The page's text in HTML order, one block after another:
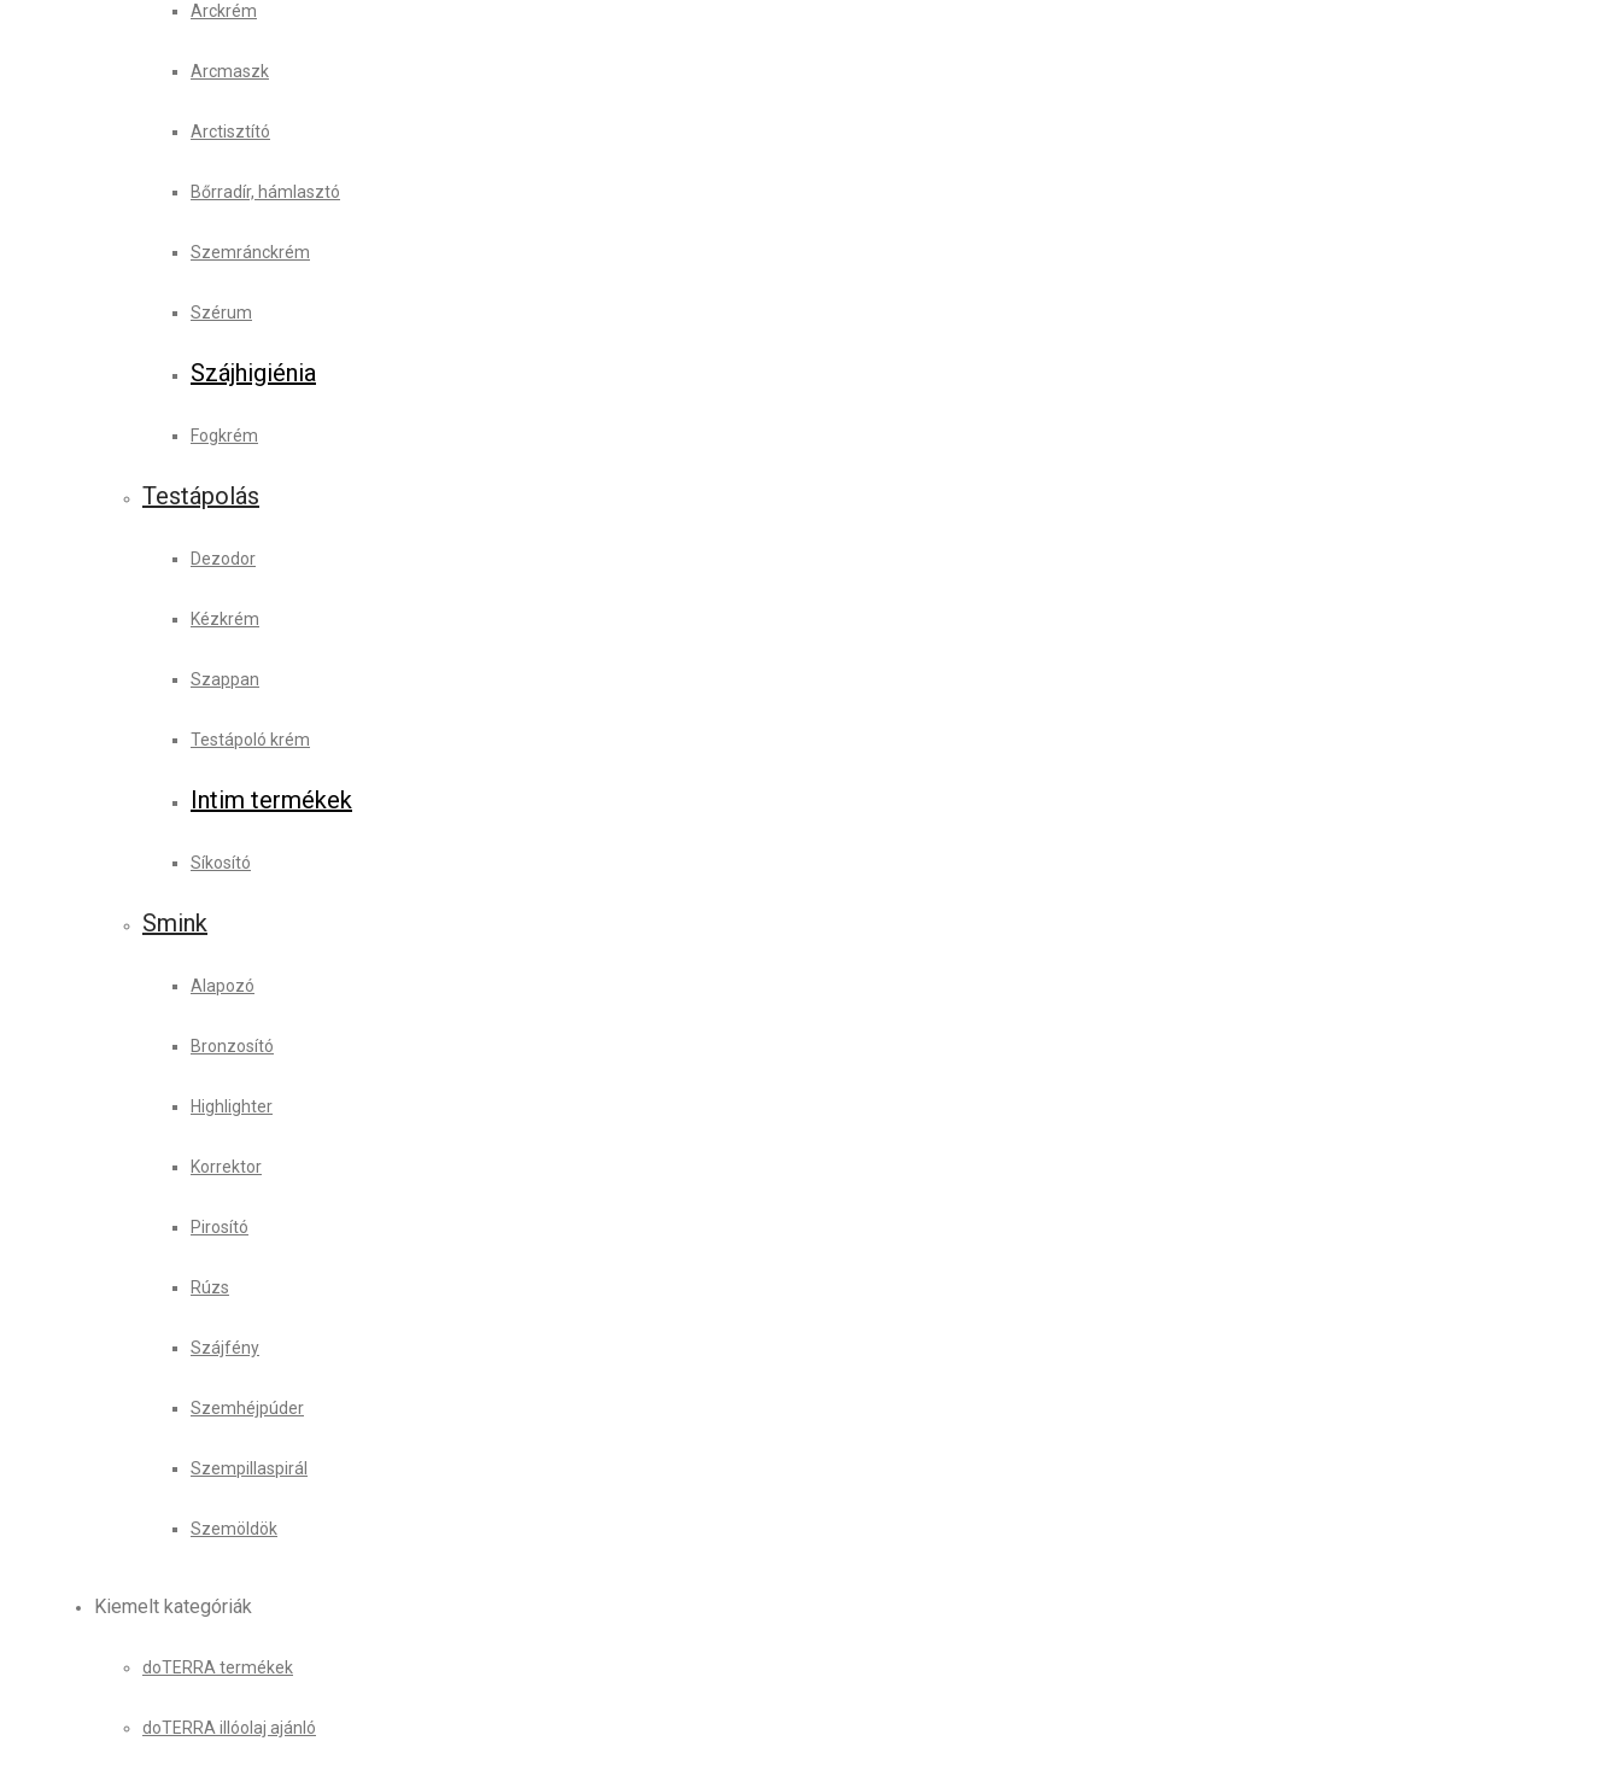
Arckrém
Arcmaszk
Arctisztító
Bőrradír, hámlasztó
Szemránckrém
Szérum
Szájhigiénia
Fogkrém
Testápolás
Dezodor
Kézkrém
Szappan
Testápoló krém
Intim termékek
Síkosító
Smink
Alapozó
Bronzosító
Highlighter
Korrektor
Pirosító
Rúzs
Szájfény
Szemhéjpúder
Szempillaspirál
Szemöldök
Kiemelt kategóriák
doTERRA termékek
doTERRA illóolaj ajánló